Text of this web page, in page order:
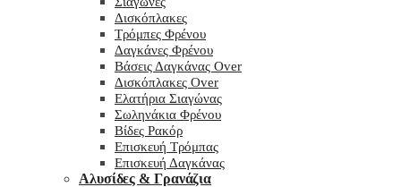
Δισκόπλακες
Τρόμπες Φρένου
Δαγκάνες Φρένου
Βάσεις Δαγκάνας Over
Δισκόπλακες Over
Ελατήρια Σιαγώνας
Σωληνάκια Φρένου
Βίδες Ρακόρ
Επισκευή Τρόμπας
Επισκευή Δαγκάνας
Αλυσίδες & Γρανάζια